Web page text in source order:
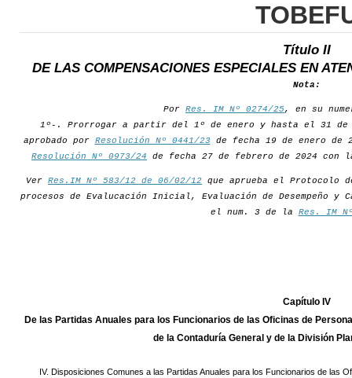
Título II
DE LAS COMPENSACIONES ESPECIALES EN
Nota:
Por Res. IM Nº 0274/25, en su
1º-. Prorrogar a partir del 1º de enero y hasta el 31 de
aprobado por Resolución Nº 0441/23de fecha 19 de enero de
Resolución Nº 0973/24 de fecha 27 de febrero de 2024 con
Ver Res.IM Nº 583/12 de 06/02/12 que aprueba el Protocolo
procesos de Evalucación Inicial, Evaluación de Desempeño
el num. 3 de la Res. IM
Capítulo IV
De las Partidas Anuales para los Funcionarios de las Oficinas de
de la Contaduría General y de la División
IV. Disposiciones Comunes a las Partidas Anuales para los Funcionarios de las